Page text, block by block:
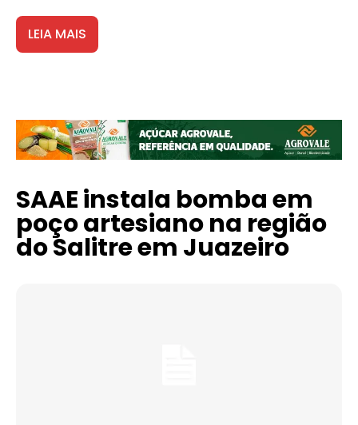
LEIA MAIS
SAAE instala bomba em
poço artesiano na região
do Salitre em Juazeiro